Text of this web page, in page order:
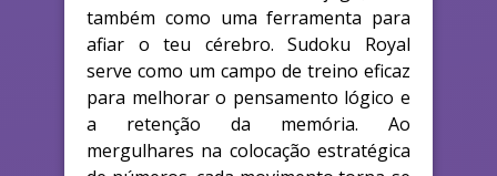
também como uma ferramenta para
afiar o teu cérebro. Sudoku Royal
serve como um campo de treino eficaz
para melhorar o pensamento lógico e
a retenção da memória. Ao
mergulhares na colocação estratégica